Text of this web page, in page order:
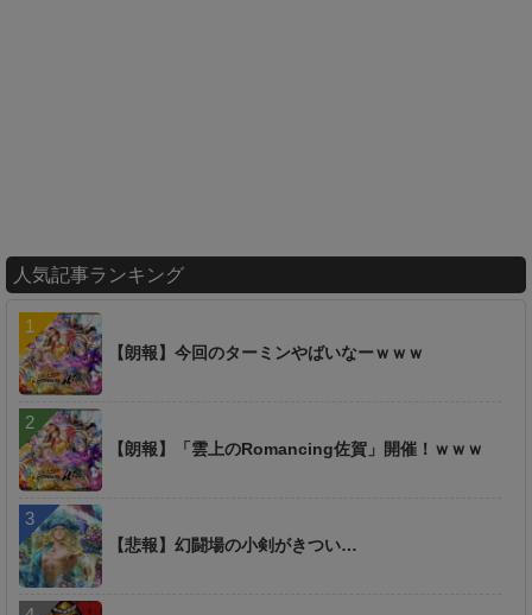
人気記事ランキング
【朗報】今回のターミンやばいなーｗｗｗ
【朗報】「雲上のRomancing佐賀」開催！ｗｗｗ
【悲報】幻闘場の小剣がきつい…